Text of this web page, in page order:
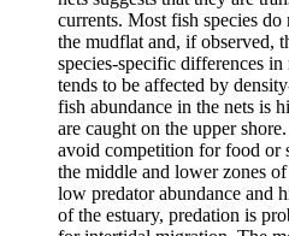
currents. Most fish species
the mudflat and, if observed,
species-specific differences
tends to be affected by
fish abundance in the nets is
are caught on the upper
avoid competition for food or
the middle and lower zones
low predator abundance and
of the estuary, predation is